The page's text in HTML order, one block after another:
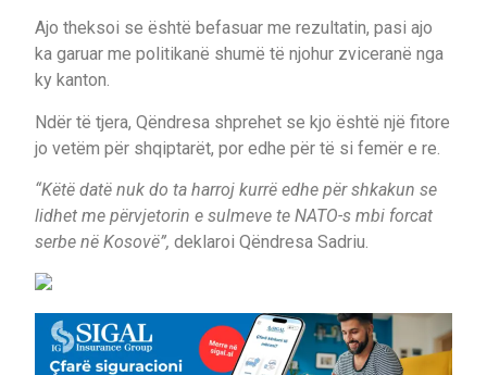
Ajo theksoi se është befasuar me rezultatin, pasi ajo
ka garuar me politikanë shumë të njohur zviceranë nga
ky kanton.
Ndër të tjera, Qëndresa shprehet se kjo është një fitore
jo vetëm për shqiptarët, por edhe për të si femër e re.
“Këtë datë nuk do ta harroj kurrë edhe për shkakun se
lidhet me përvjetorin e sulmeve te NATO-s mbi forcat
serbe në Kosovë”, deklaroi Qëndresa Sadriu.